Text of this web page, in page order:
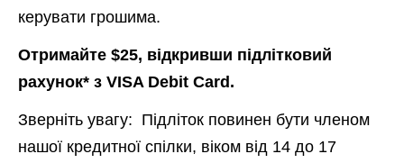
керувати грошима.
Отримайте $25, відкривши підлітковий
рахунок* з VISA Debit Card.
Зверніть увагу: Підліток повинен бути членом
нашої кредитної спілки, віком від 14 до 17